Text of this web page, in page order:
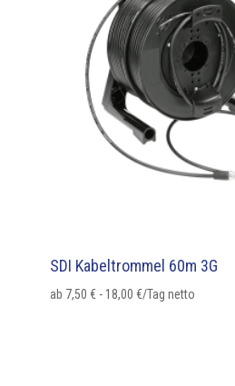
SDI Kabeltrommel 60m 3G
ab 7,50 €- 18,00 €/Tag netto